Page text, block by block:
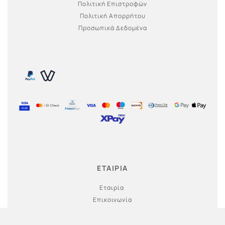
Πολιτική Επιστροφών
Πολιτική Απορρήτου
Προσωπικά Δεδομένα
ΕΤΑΙΡΙΑ
Εταιρία
Επικοινωνία